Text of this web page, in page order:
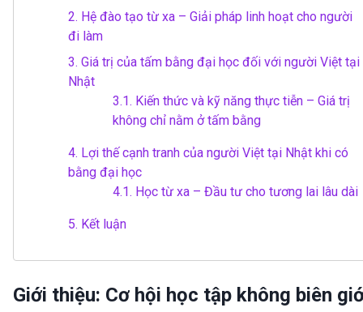
2. Hệ đào tạo từ xa – Giải pháp linh hoạt cho người
đi làm
3. Giá trị của tấm bằng đại học đối với người Việt tại
Nhật
3.1. Kiến thức và kỹ năng thực tiễn – Giá trị
không chỉ nằm ở tấm bằng
4. Lợi thế cạnh tranh của người Việt tại Nhật khi có
bằng đại học
4.1. Học từ xa – Đầu tư cho tương lai lâu dài
5. Kết luận
Giới thiệu: Cơ hội học tập không biên